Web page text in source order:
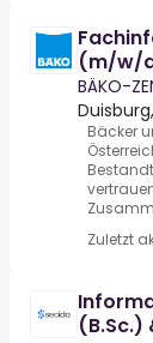
(m/w/
BÄKO-
Bäcker
Zuletzt
(B.Sc.)